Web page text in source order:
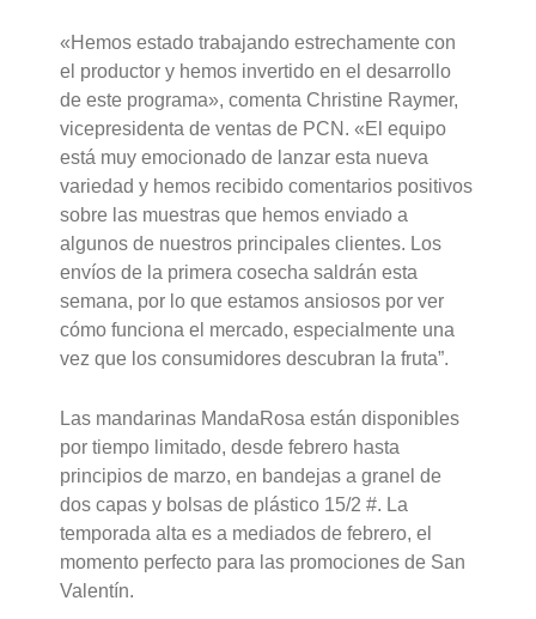
«Hemos estado trabajando estrechamente con
el productor y hemos invertido en el desarrollo
de este programa», comenta Christine Raymer,
vicepresidenta de ventas de PCN. «El equipo
está muy emocionado de lanzar esta nueva
variedad y hemos recibido comentarios positivos
sobre las muestras que hemos enviado a
algunos de nuestros principales clientes. Los
envíos de la primera cosecha saldrán esta
semana, por lo que estamos ansiosos por ver
cómo funciona el mercado, especialmente una
vez que los consumidores descubran la fruta”.
Las mandarinas MandaRosa están disponibles
por tiempo limitado, desde febrero hasta
principios de marzo, en bandejas a granel de
dos capas y bolsas de plástico 15/2 #. La
temporada alta es a mediados de febrero, el
momento perfecto para las promociones de San
Valentín.